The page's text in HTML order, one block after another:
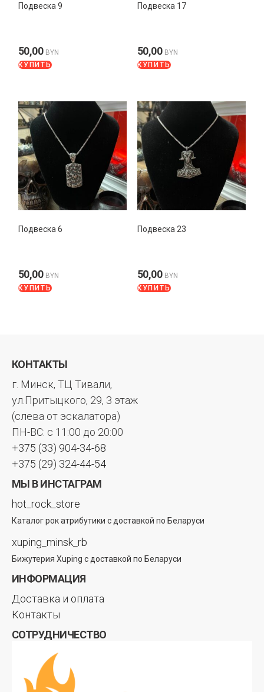
Подвеска 9
50,00 BYN
КУПИТЬ
Подвеска 17
50,00 BYN
КУПИТЬ
Подвеска 6
50,00 BYN
КУПИТЬ
Подвеска 23
50,00 BYN
КУПИТЬ
КОНТАКТЫ
г. Минск, ТЦ Тивали,
ул.Притыцкого, 29, 3 этаж
(слева от эскалатора)
ПН-ВС: с 11:00 до 20:00
+375 (33) 904-34-68
+375 (29) 324-44-54
МЫ В ИНСТАГРАМ
hot_rock_store
Каталог рок атрибутики с доставкой по Беларуси
xuping_minsk_rb
Бижутерия Xuping с доставкой по Беларуси
ИНФОРМАЦИЯ
Доставка и оплата
Контакты
СОТРУДНИЧЕСТВО